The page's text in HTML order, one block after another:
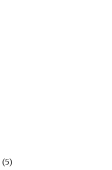
(5)